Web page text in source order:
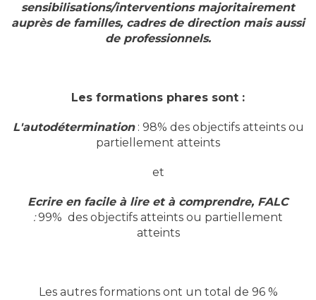
sensibilisations/interventions majoritairement
auprès de familles, cadres de direction mais aussi
de professionnels.
Les formations phares sont :
L'autodétermination: 98% des objectifs atteints ou
partiellement atteints
et
Ecrire en facile à lire et à comprendre, FALC
:99% des objectifs atteints ou partiellement
atteints
Les autres formations ont un total de 96 %